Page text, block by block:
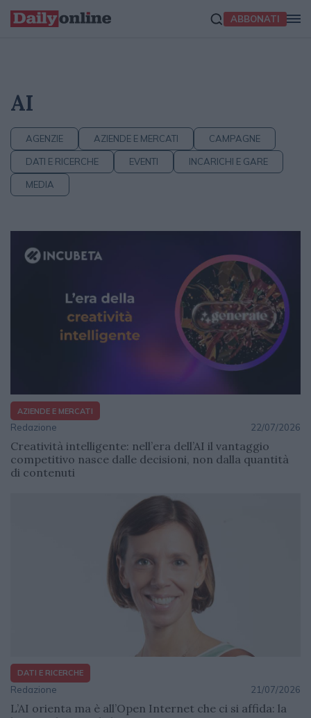
ABBONATI
AI
AGENZIE AZIENDE E MERCATI CAMPAGNE
DATI E RICERCHE EVENTI INCARICHI E GARE
MEDIA
AZIENDE E MERCATI
Redazione 22/07/2026
Creatività intelligente: nell’era dell’AI il vantaggio
competitivo nasce dalle decisioni, non dalla quantità
di contenuti
DATI E RICERCHE
Redazione 21/07/2026
L’AI orienta ma è all’Open Internet che ci si affida: la